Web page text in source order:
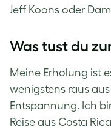
Jeff Koons oder
Was tust du
Meine Erholung ist
wenigstens raus
Entspannung. Ich
Reise aus Costa